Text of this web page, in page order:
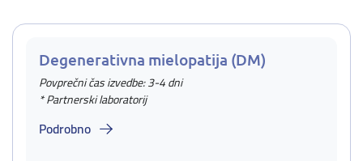
Degenerativna mielopatija (DM)
Povprečni čas izvedbe: 3-4 dni
* Partnerski laboratorij
Podrobno